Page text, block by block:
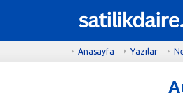
Anasayfa Yazılar